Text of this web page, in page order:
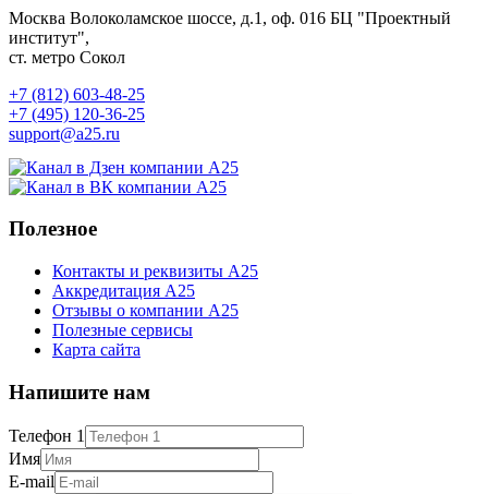
Москва Волоколамское шоссе, д.1, оф. 016 БЦ "Проектный
институт",
ст. метро Сокол
+7 (812) 603-48-25
+7 (495) 120-36-25
support@a25.ru
Полезное
Контакты и реквизиты А25
Аккредитация А25
Отзывы о компании А25
Полезные сервисы
Карта сайта
Напишите нам
Телефон 1
Имя
E-mail